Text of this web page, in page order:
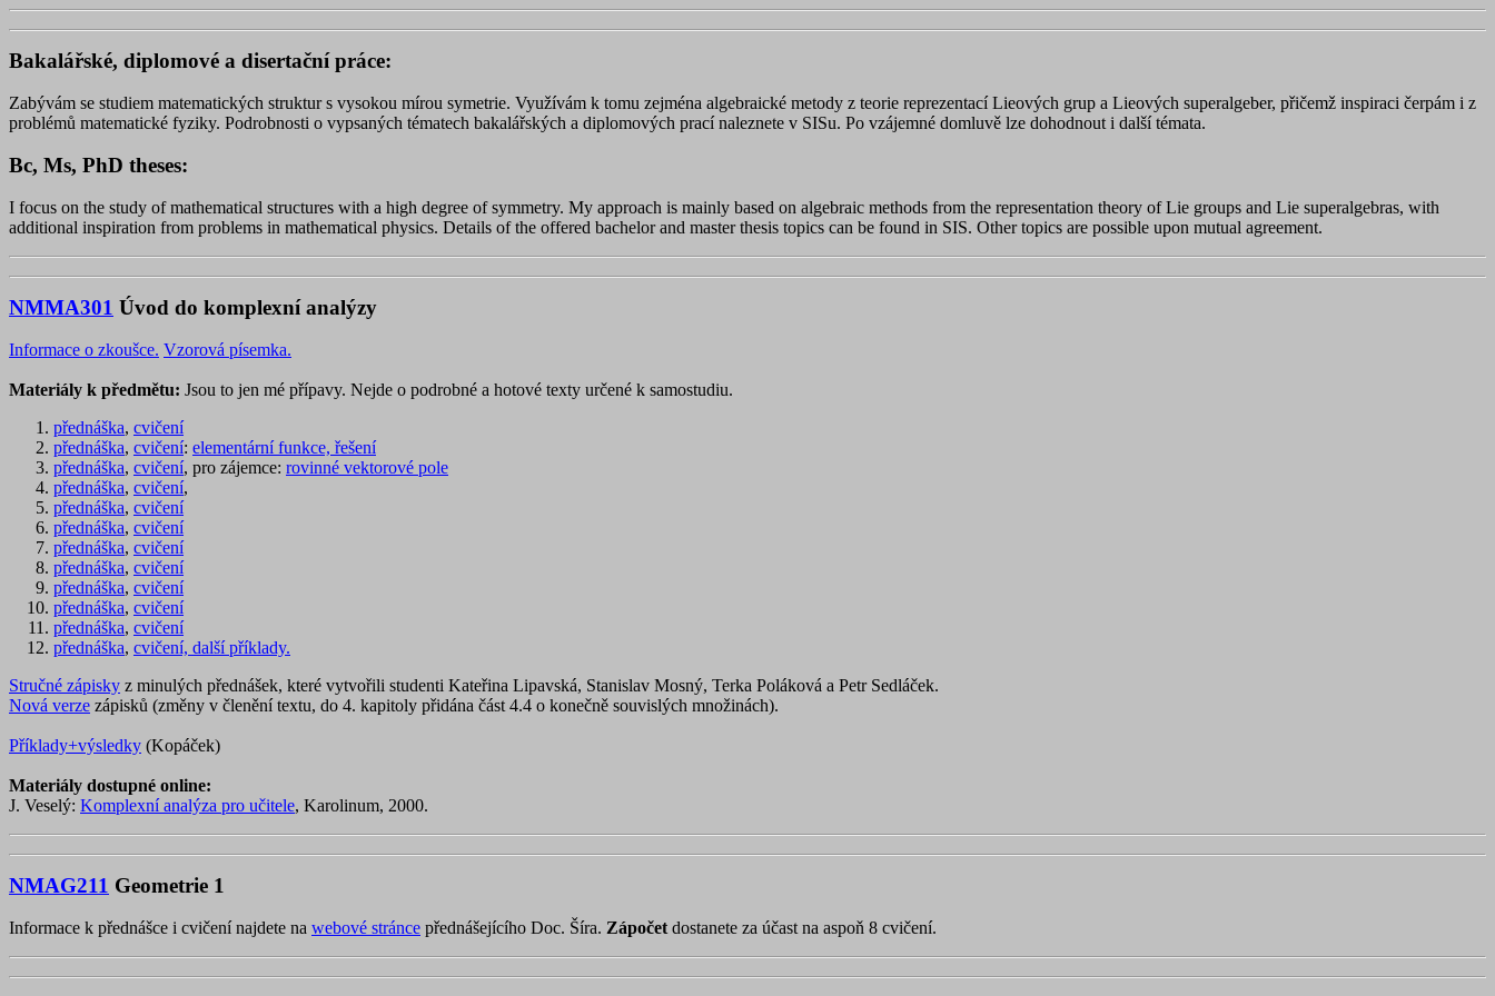
Bakalářské, diplomové a disertační práce:
Zabývám se studiem matematických struktur s vysokou mírou symetrie. Využívám k tomu zejména algebraické metody z teorie reprezentací Lieových grup a Lieových superalgeber, přičemž inspiraci čerpám i z
problémů matematické fyziky. Podrobnosti o vypsaných tématech bakalářských a diplomových prací naleznete v SISu. Po vzájemné domluvě lze dohodnout i další témata.
Bc, Ms, PhD theses:
I focus on the study of mathematical structures with a high degree of symmetry. My approach is mainly based on algebraic methods from the representation theory of Lie groups and Lie superalgebras, with
additional inspiration from problems in mathematical physics. Details of the offered bachelor and master thesis topics can be found in SIS. Other topics are possible upon mutual agreement.
NMMA301 Úvod do komplexní analýzy
Informace o zkoušce. Vzorová písemka.
Materiály k předmětu: Jsou to jen mé přípavy. Nejde o podrobné a hotové texty určené k samostudiu.
přednáška, cvičení
přednáška, cvičení: elementární funkce, řešení
přednáška, cvičení, pro zájemce: rovinné vektorové pole
přednáška, cvičení,
přednáška, cvičení
přednáška, cvičení
přednáška, cvičení
přednáška, cvičení
přednáška, cvičení
přednáška, cvičení
přednáška, cvičení
přednáška, cvičení, další příklady.
Stručné zápisky z minulých přednášek, které vytvořili studenti Kateřina Lipavská, Stanislav Mosný, Terka Poláková a Petr Sedláček.
Nová verze zápisků (změny v členění textu, do 4. kapitoly přidána část 4.4 o konečně souvislých množinách).
Příklady+výsledky (Kopáček)
Materiály dostupné online:
J. Veselý: Komplexní analýza pro učitele, Karolinum, 2000.
NMAG211 Geometrie 1
Informace k přednášce i cvičení najdete na webové stránce přednášejícího Doc. Šíra. Zápočet dostanete za účast na aspoň 8 cvičení.